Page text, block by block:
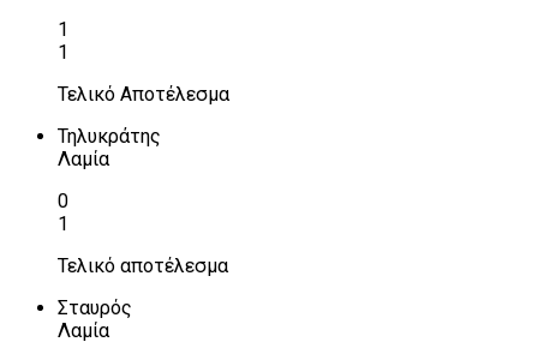
1
1
Τελικό Αποτέλεσμα
Τηλυκράτης
Λαμία
0
1
Τελικό αποτέλεσμα
Σταυρός
Λαμία